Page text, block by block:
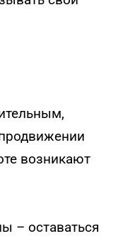
возникают
– оставаться